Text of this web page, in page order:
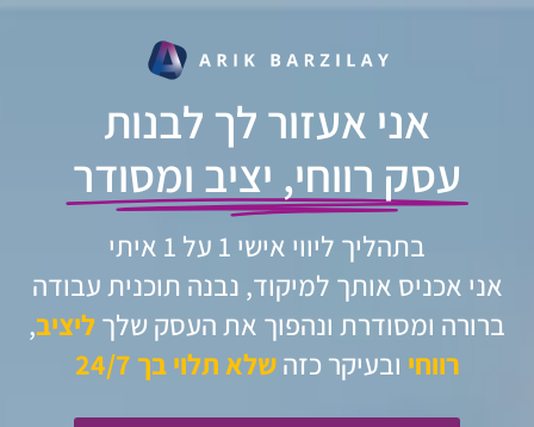
אני אעזור לך לבנות
עסק רווחי, יציב ומסודר
בתהליך ליווי אישי 1 על 1 איתי
אני אכניס אותך למיקוד, נבנה תוכנית עבודה
ברורה ומסודרת ונהפוך את העסק שלךליציב,
רווחי ובעיקר כזהשלא תלוי בך 24/7